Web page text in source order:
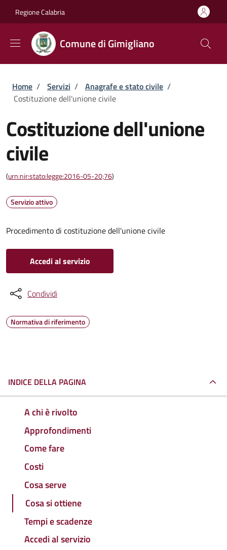
Regione Calabria
Comune di Gimigliano
Briciole di pane
Home / Servizi / Anagrafe e stato civile /
Costituzione dell'unione civile
Costituzione dell'unione
civile
(urn:nir:stato:legge:2016-05-20;76)
Servizio attivo
Procedimento di costituzione dell'unione civile
Accedi al servizio
Condividi
Normativa di riferimento
INDICE DELLA PAGINA
A chi è rivolto
Approfondimenti
Come fare
Costi
Cosa serve
Cosa si ottiene
Tempi e scadenze
Accedi al servizio